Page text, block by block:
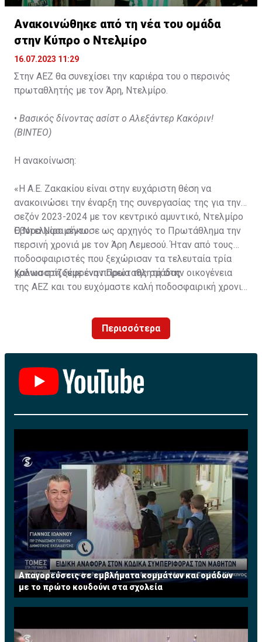
Ανακοινώθηκε από τη νέα του ομάδα
στην Κύπρο ο Ντελμίρο
16.07.2023 11:29
Στην ΑΕΖ θα συνεχίσει την καριέρα του ο περσινός
πρωταθλητής με τον Άρη, Ντελμίρο.
• Βασικός δίνοντας ασίστ ο Αλεξάντερ Κακόριν!
(ΒΙΝΤΕΟ)
Η ανακοίνωση:
«Η Α.Ε. Ζακακίου είναι στην ευχάριστη θέση να
ανακοινώσει την έναρξη της συνεργασίας της για την
σεζόν 2023-2024 με τον κεντρικό αμυντικό, Ντελμίρο
Έβορα Νασιμέντο.
Ο Ντελμίρο σήκωσε ως αρχηγός το Πρωτάθλημα την
περσινή χρονιά με τον Άρη Λεμεσού. Ήταν από τους
ποδοσφαιριστές που ξεχώρισαν τα τελευταία τρία
χρόνια στη ξέφρενη πορεία της ομάδας.
Καλωσορίζουμε έναν Πρωταθλητή στην οικογένεια
της ΑΕΖ και του ευχόμαστε καλή ποδοσφαιρική χρονιά
Περισσότερα
Απαγορεύσεις σε εμβλήματα κομμάτων και ομάδων
με το πρώτο κουδούνι στα σχολεία